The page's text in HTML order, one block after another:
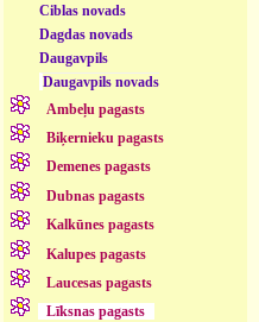
Ciblas novads
Dagdas novads
Daugavpils
Daugavpils novads
Ambeļu pagasts
Biķernieku pagasts
Demenes pagasts
Dubnas pagasts
Kalkūnes pagasts
Kalupes pagasts
Laucesas pagasts
Līksnas pagasts